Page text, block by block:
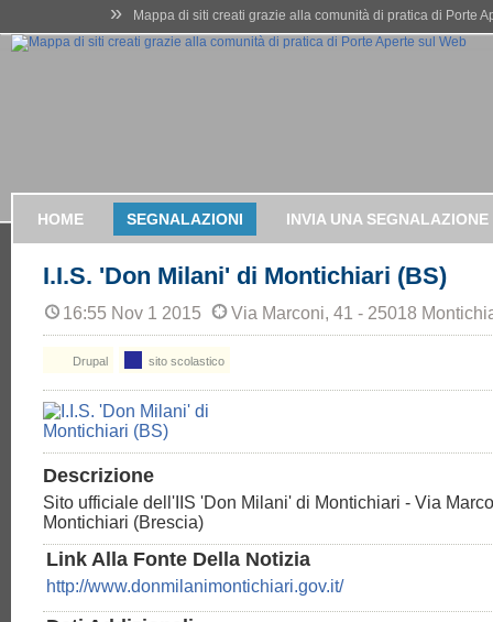
» Mappa di siti creati grazie alla comunità di pratica di Porte
HOME SEGNALAZIONI INVIA UNA SEGNALAZIONE
I.I.S. 'Don Milani' di Montichiari (BS)
16:55 Nov 1 2015 Via Marconi, 41 - 25018
Drupal sito scolastico
Descrizione
Sito ufficiale dell'IIS 'Don Milani' di Montichiari - Via
Montichiari (Brescia)
Link Alla Fonte Della Notizia
http://www.donmilanimontichiari.gov.it/